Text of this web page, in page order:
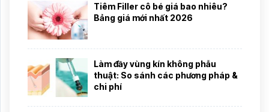
Tiêm Filler cô bé giá bao nhiêu?
Bảng giá mới nhất 2026
Làm đầy vùng kín không phẫu
thuật: So sánh các phương pháp &
chi phí